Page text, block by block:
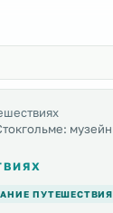
ПУТЕШЕСТВИЯ